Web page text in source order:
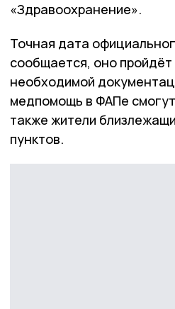
«Здравоохранение».
Точная дата
сообщается, оно
необходимой
медпомощь в ФАПе
также жители
пунктов.